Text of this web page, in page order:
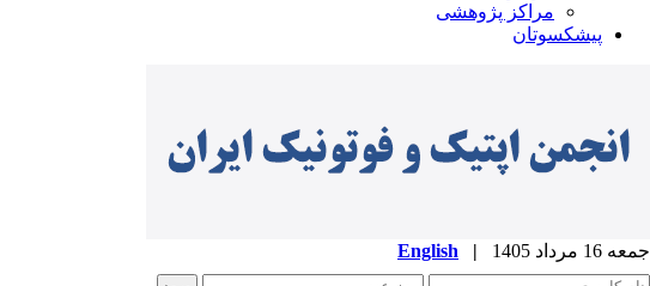
مراکز پژوهشی
پیشکسوتان
جمعه 16 مرداد 1405 |
English